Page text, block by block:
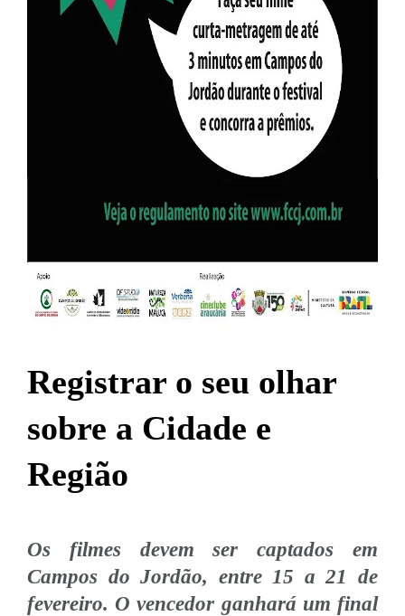
Registrar o seu olhar
sobre a Cidade e
Região
Os filmes devem ser captados em
Campos do Jordão, entre 15 a 21 de
fevereiro. O vencedor ganhará um final